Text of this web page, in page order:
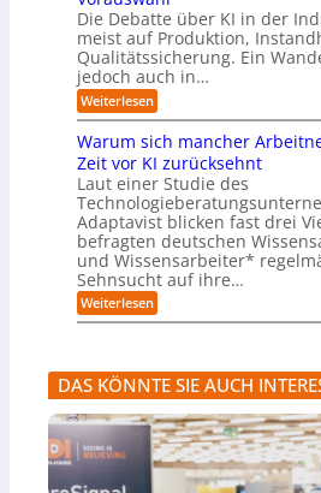
n
e
r
m
ö
g
l
i
c
h
e
n
m
w
a
r
e
-
G
f
a
h
r
u
n
b
e
q
u
e
m
e
r
)
B
l
i
c
k
a
u
f
-
A
g
e
n
t
e
n
m
u
s
s
a
u
h
A
b
l
ä
u
f
e
v
e
r
d
e
r
n
Die Debatte über KI in der
meist auf Produktion,
Qualitätssicherung. Ein
jedoch auch in…
Weiterlesen:
K
-
A
s
s
i
s
t
e
n
t
e
l
s
e
r
s
t
e
Warum sich mancher
Zeit vor KI zurücksehnt
Laut einer Studie des
Adaptavist blicken fast drei
befragten deutschen
und Wissensarbeiter*
Sehnsucht auf ihre…
Weiterlesen:
W
u
m
s
i
c
h
m
DAS KÖNNTE SIE AUCH